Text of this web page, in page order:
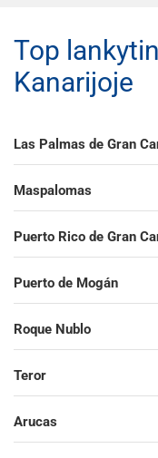
Top
Kanarijoje
Las Palmas de Gran
Maspalomas
Puerto Rico de Gran
Puerto de Mogán
Roque Nublo
Teror
Arucas